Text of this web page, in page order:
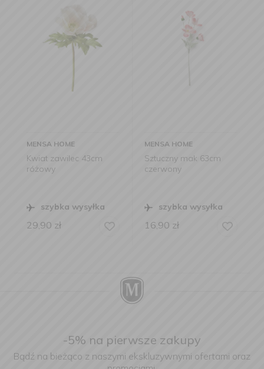
MENSA HOME
Kwiat zawilec 43cm
różowy
szybka wysyłka
29,90 zł
MENSA HOME
Sztuczny mak 63cm
czerwony
szybka wysyłka
16,90 zł
-5% na pierwsze zakupy
Bądź na bieżąco z naszymi ekskluzywnymi ofertami oraz